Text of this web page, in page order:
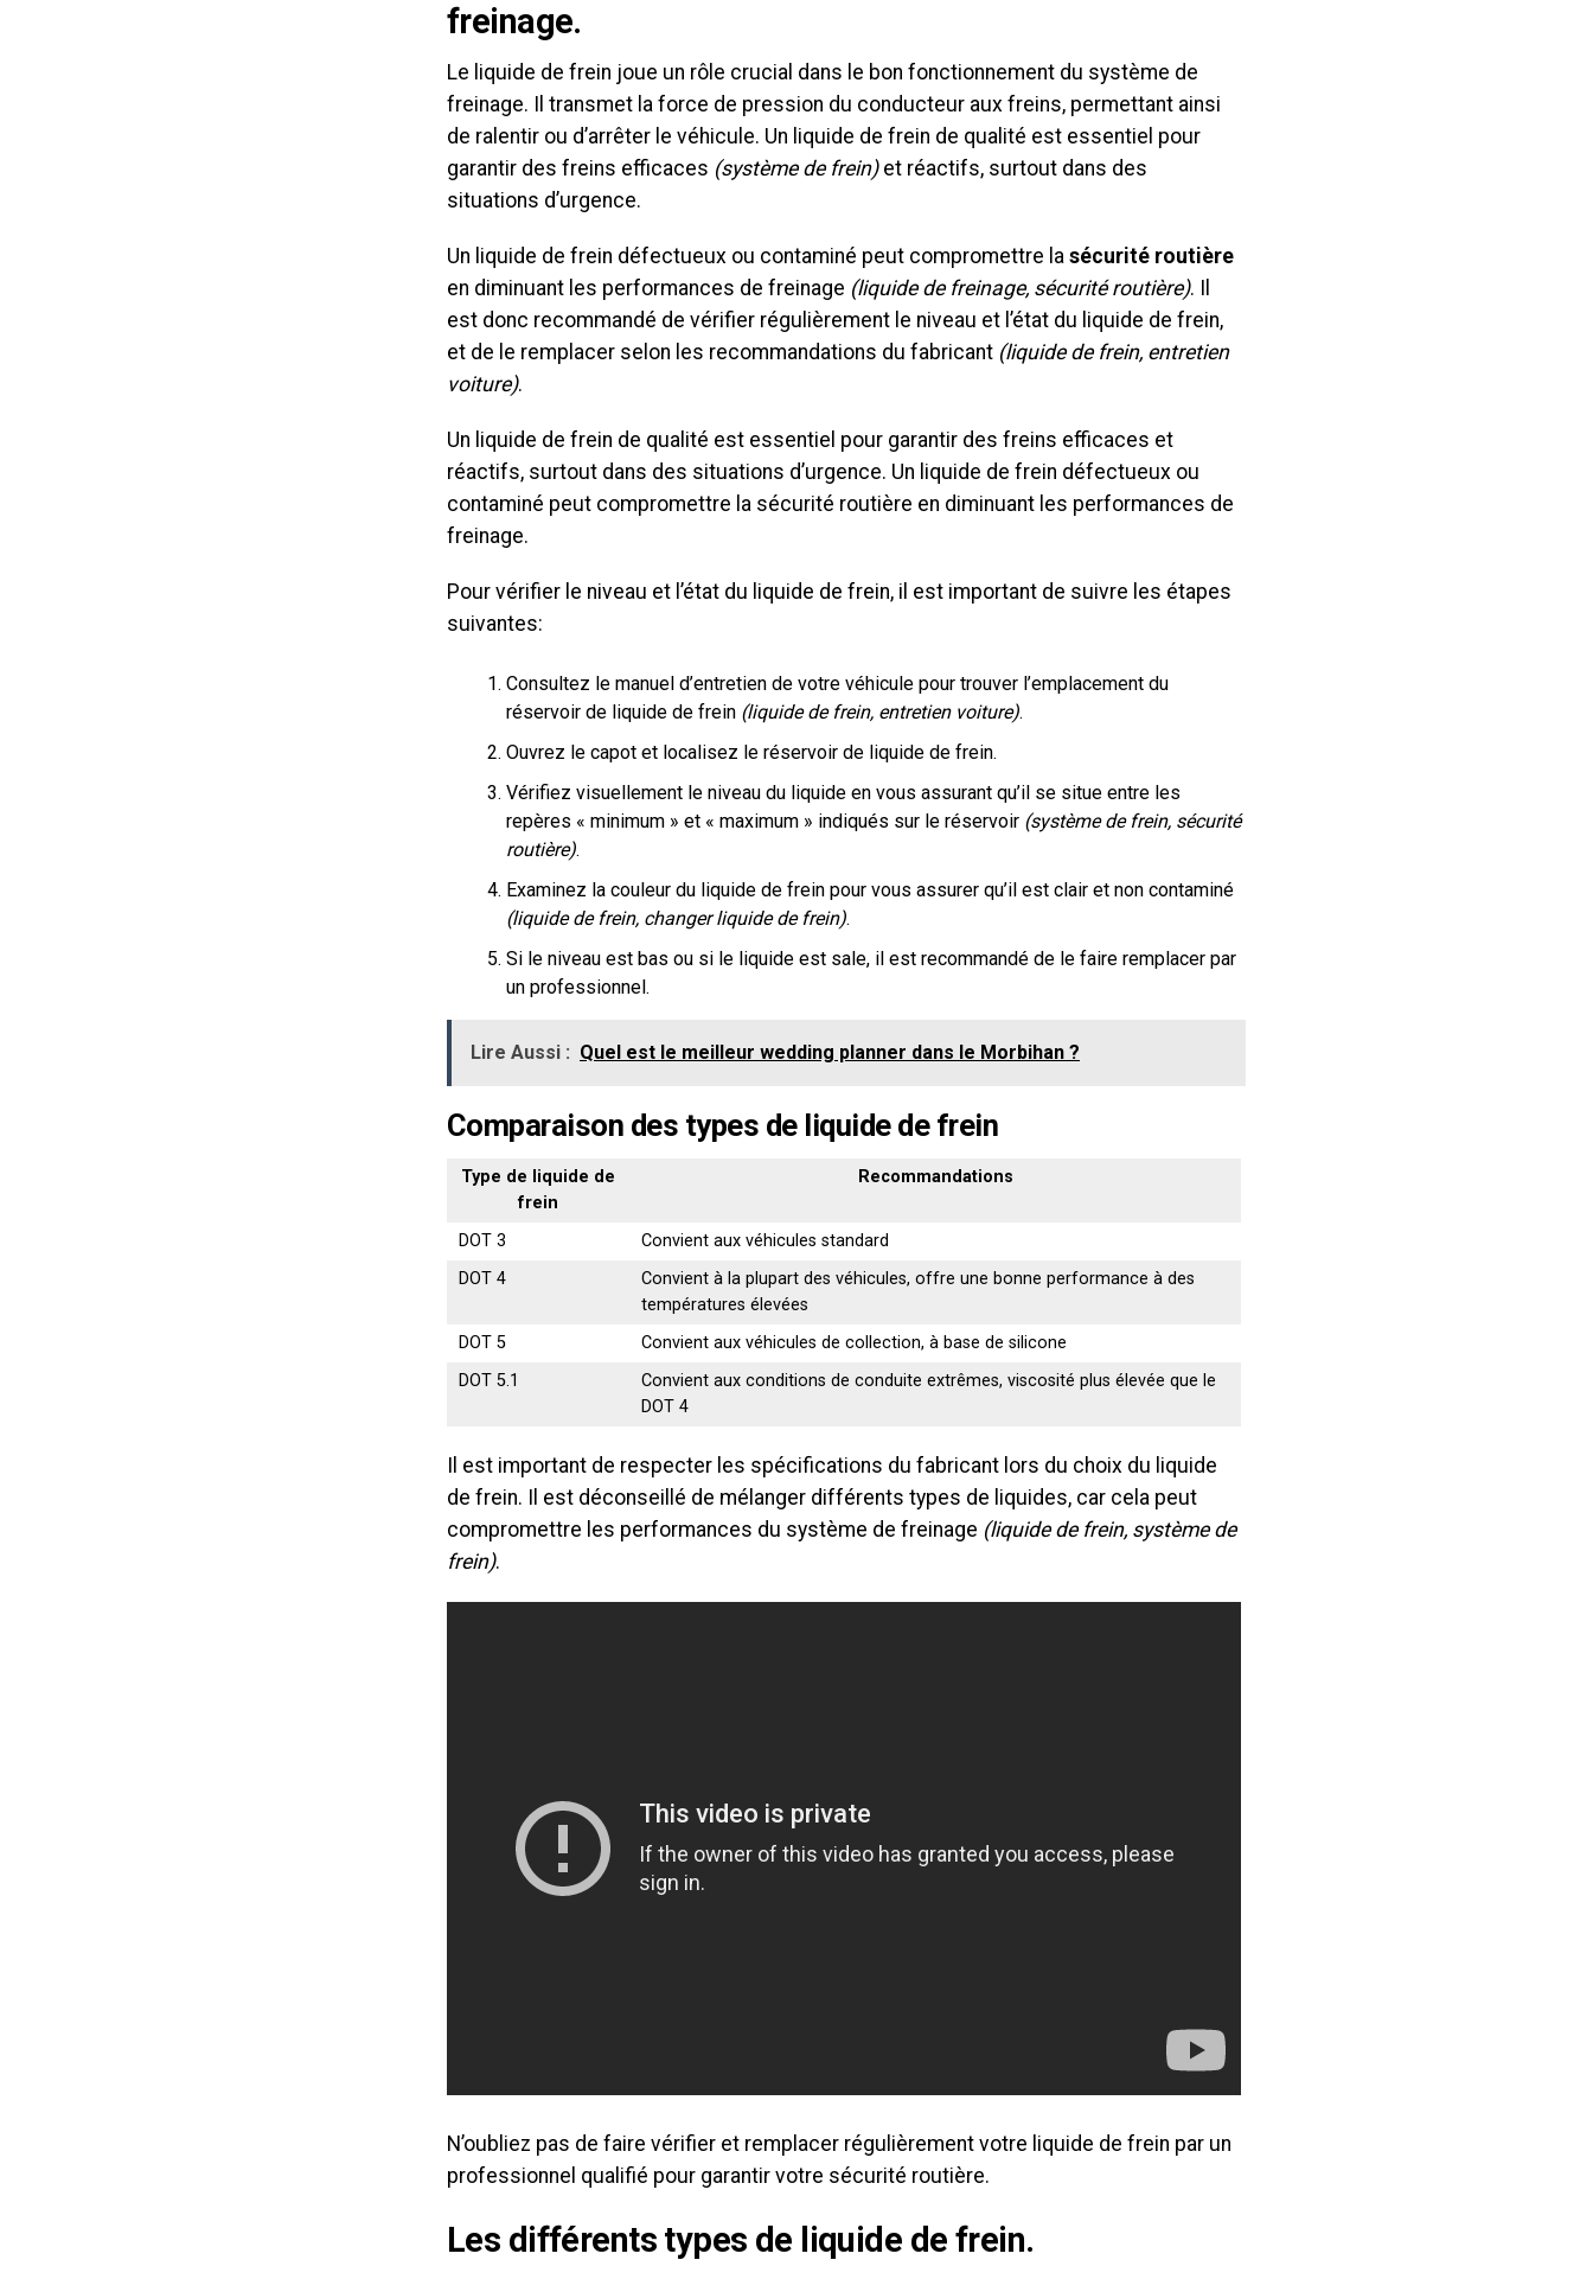
freinage.
Le liquide de frein joue un rôle crucial dans le bon fonctionnement du système de
freinage. Il transmet la force de pression du conducteur aux freins, permettant ainsi
de ralentir ou d’arrêter le véhicule. Un liquide de frein de qualité est essentiel pour
garantir des freins efficaces (système de frein)et réactifs, surtout dans des
situations d’urgence.
Un liquide de frein défectueux ou contaminé peut compromettre la sécurité routière
en diminuant les performances de freinage (liquide de freinage, sécurité routière). Il
est donc recommandé de vérifier régulièrement le niveau et l’état du liquide de frein,
et de le remplacer selon les recommandations du fabricant (liquide de frein, entretien
voiture).
Un liquide de frein de qualité est essentiel pour garantir des freins efficaces et
réactifs, surtout dans des situations d’urgence. Un liquide de frein défectueux ou
contaminé peut compromettre la sécurité routière en diminuant les performances de
freinage.
Pour vérifier le niveau et l’état du liquide de frein, il est important de suivre les étapes
suivantes:
Consultez le manuel d’entretien de votre véhicule pour trouver l’emplacement du
réservoir de liquide de frein (liquide de frein, entretien voiture).
Ouvrez le capot et localisez le réservoir de liquide de frein.
Vérifiez visuellement le niveau du liquide en vous assurant qu’il se situe entre les
repères « minimum » et « maximum » indiqués sur le réservoir (système de frein, sécurité
routière).
Examinez la couleur du liquide de frein pour vous assurer qu’il est clair et non contaminé
(liquide de frein, changer liquide de frein).
Si le niveau est bas ou si le liquide est sale, il est recommandé de le faire remplacer par
un professionnel.
Lire Aussi : Quel est le meilleur wedding planner dans le Morbihan ?
Comparaison des types de liquide de frein
Type de liquide de
frein
Recommandations
DOT 3
Convient aux véhicules standard
DOT 4
Convient à la plupart des véhicules, offre une bonne performance à des
températures élevées
DOT 5
Convient aux véhicules de collection, à base de silicone
DOT 5.1
Convient aux conditions de conduite extrêmes, viscosité plus élevée que le
DOT 4
Il est important de respecter les spécifications du fabricant lors du choix du liquide
de frein. Il est déconseillé de mélanger différents types de liquides, car cela peut
compromettre les performances du système de freinage (liquide de frein, système de
frein).
N’oubliez pas de faire vérifier et remplacer régulièrement votre liquide de frein par un
professionnel qualifié pour garantir votre sécurité routière.
Les différents types de liquide de frein.